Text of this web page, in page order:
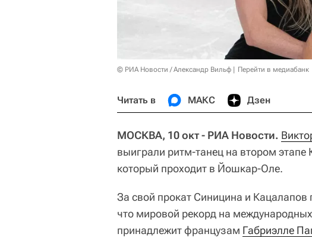
© РИА Новости / Александр Вильф Перейти в медиабанк
Читать в МАКС Дзен
МОСКВА, 10 окт - РИА Новости.
выиграли ритм-танец на втором
который проходит в Йошкар-Оле.
За свой прокат Синицина и
что мировой рекорд на
принадлежит французам Габриэлле